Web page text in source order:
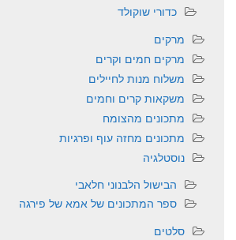
כדורי שוקולד
מרקים
מרקים חמים וקרים
משלוח מנות לחיילים
משקאות קרים וחמים
מתכונים מהצומח
מתכונים מחזה עוף ופרגיות
נוסטלגיה
הבישול הלבנוני חלאבי
ספר המתכונים של אמא של פירגה
סלטים